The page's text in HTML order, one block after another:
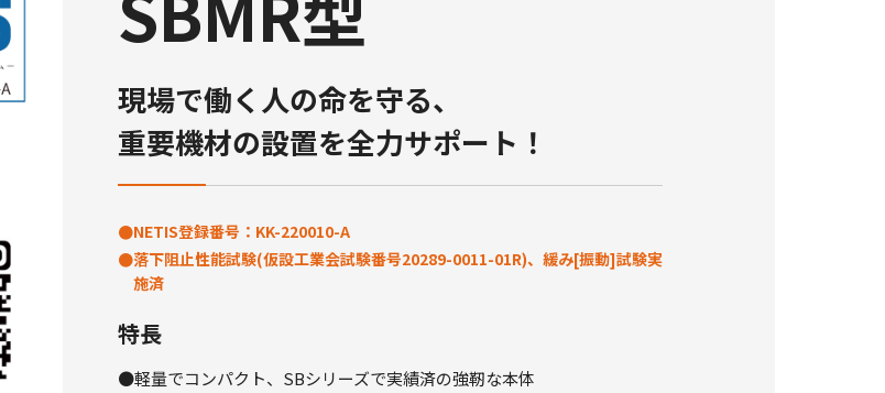
現場で働く人の命を守る、
重要機材の設置を全力サポート！
●NETIS登録番号：KK-220010-A
●落下阻止性能試験(仮設工業会試験番号20289-0011-01R)、緩み[振動]試験実
施済
特長
●軽量でコンパクト、SBシリーズで実績済の強靭な本体